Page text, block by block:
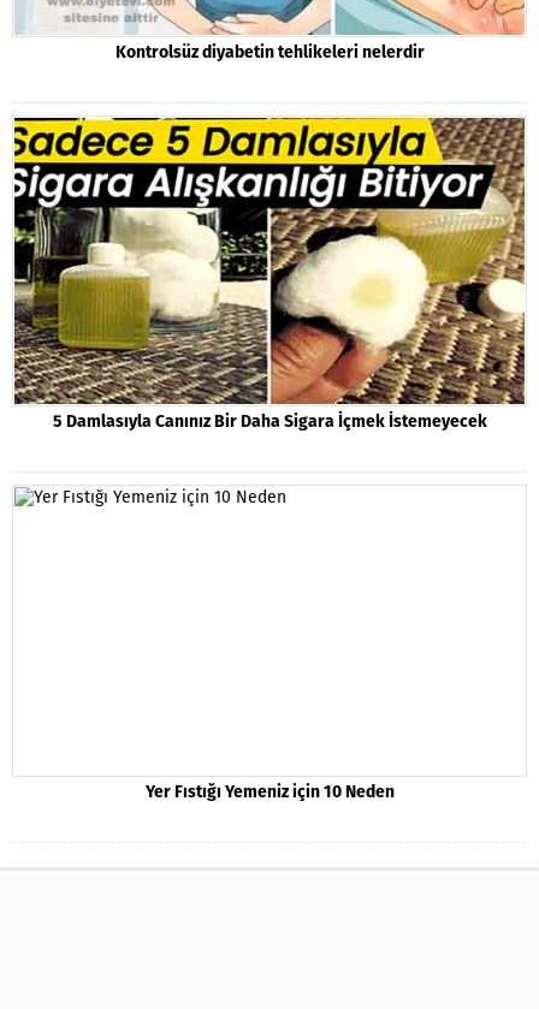
Kontrolsüz diyabetin tehlikeleri nelerdir
5 Damlasıyla Canınız Bir Daha Sigara İçmek İstemeyecek
Yer Fıstığı Yemeniz için 10 Neden